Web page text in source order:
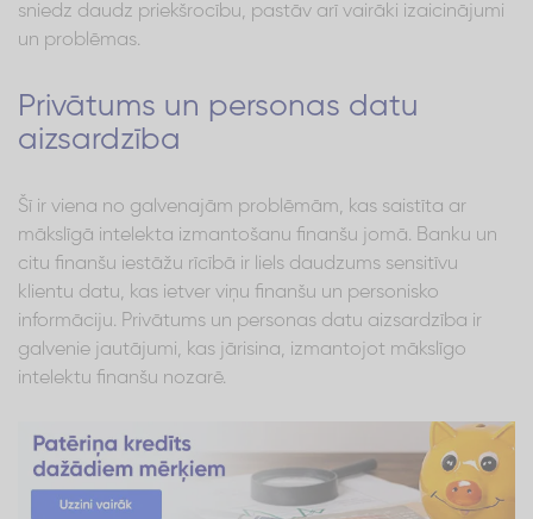
sniedz daudz priekšrocību, pastāv arī vairāki izaicinājumi
un problēmas.
Privātums un personas datu
aizsardzība
Šī ir viena no galvenajām problēmām, kas saistīta ar
mākslīgā intelekta izmantošanu finanšu jomā. Banku un
citu finanšu iestāžu rīcībā ir liels daudzums sensitīvu
klientu datu, kas ietver viņu finanšu un personisko
informāciju. Privātums un personas datu aizsardzība ir
galvenie jautājumi, kas jārisina, izmantojot mākslīgo
intelektu finanšu nozarē.